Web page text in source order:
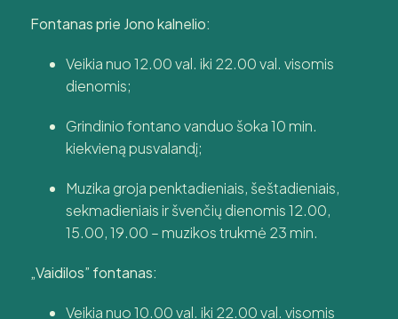
Fontanas prie Jono kalnelio:
Veikia nuo 12.00 val. iki 22.00 val. visomis
dienomis;
Grindinio fontano vanduo šoka 10 min.
kiekvieną pusvalandį;
Muzika groja penktadieniais, šeštadieniais,
sekmadieniais ir švenčių dienomis 12.00,
15.00, 19.00 – muzikos trukmė 23 min.
„Vaidilos” fontanas:
Veikia nuo 10.00 val. iki 22.00 val. visomis